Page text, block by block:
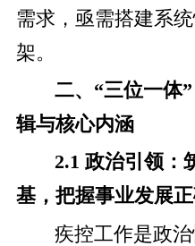
需求，亟需搭建系
架。
二、“三位一体
辑与核心内涵
2.1 政治引领：
基，把握事业发展
疾控工作是政